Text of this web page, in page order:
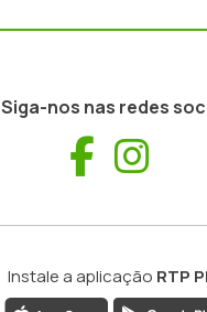
Siga-nos nas redes
Instale a aplicação RTP